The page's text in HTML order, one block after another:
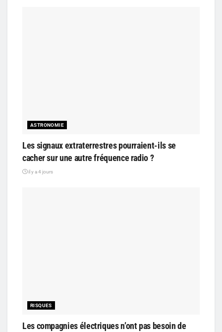
ASTRONOMIE
Les signaux extraterrestres pourraient-ils se
cacher sur une autre fréquence radio ?
il y a 4 jours
RISQUES
Les compagnies électriques n’ont pas besoin de